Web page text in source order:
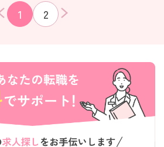
検索する
1 2